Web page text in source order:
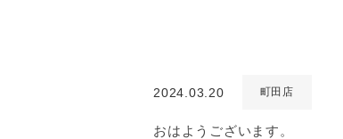
2024.03.20 町田店
おはようございます。